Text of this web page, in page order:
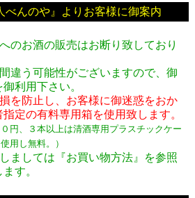
べんのや』よりお客様に御案内
のお酒の販売はお断り致しており
違う可能性がございますので、御
利用下さい。
を防止し、お客様に御迷惑をおか
定の有料専用箱を使用致します。
円、３本以上は清酒専用プラスチックケー
用し無料。
）
ましては『お買い物方法』を参照
す。